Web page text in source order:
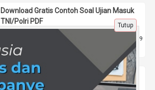
Download Gratis Contoh Soal Ujian Masuk
TNI/Polri PDF
709
Anies Baswedan Tekankan Masa Depan
Pendidikan Indonesia: Guru Tetap Menjadi
Tutup